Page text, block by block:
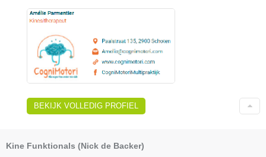
BEKIJK VOLLEDIG PROFIEL
Kine Funktionals (Nick de Backer)